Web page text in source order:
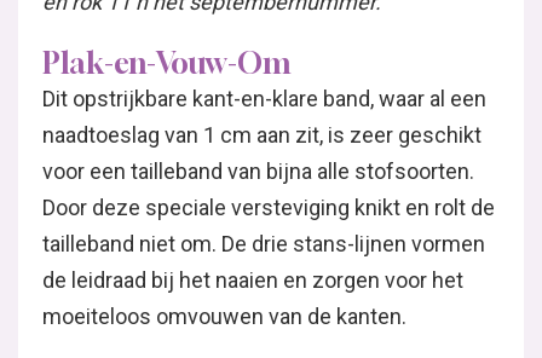
Plak-en-Vouw-Om
Dit opstrijkbare kant-en-klare band, waar al een
naadtoeslag van 1 cm aan zit, is zeer geschikt
voor een tailleband van bijna alle stofsoorten.
Door deze speciale versteviging knikt en rolt de
tailleband niet om. De drie stans-lijnen vormen
de leidraad bij het naaien en zorgen voor het
moeiteloos omvouwen van de kanten.